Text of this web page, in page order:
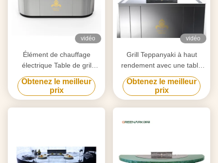
vidéo
Élément de chauffage
électrique Table de gril
Teppanyaki pour la
purification personnalisée
selon vos besoins
Obtenez le meilleur
prix
vidéo
Grill Teppanyaki à haut
rendement avec une table
de 20 mm en acier allié de
qualité alimentaire et un
chauffage intelligent
Obtenez le meilleur
prix